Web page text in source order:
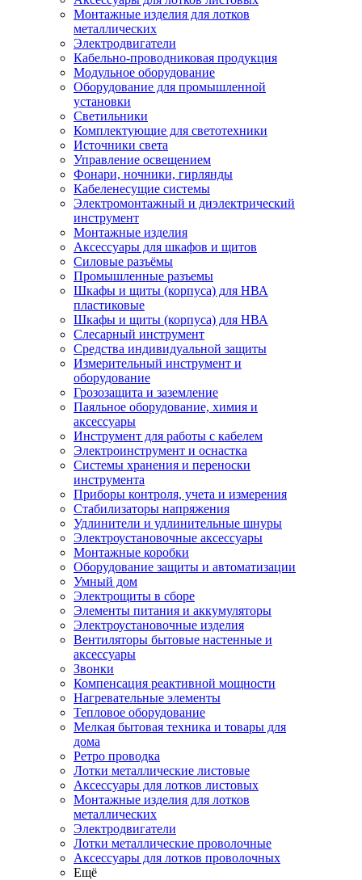
Монтажные изделия для лотков
металлических
Электродвигатели
Кабельно-проводниковая продукция
Модульное оборудование
Оборудование для промышленной
установки
Светильники
Комплектующие для светотехники
Источники света
Управление освещением
Фонари, ночники, гирлянды
Кабеленесущие системы
Электромонтажный и диэлектрический
инструмент
Монтажные изделия
Аксессуары для шкафов и щитов
Силовые разъёмы
Промышленные разъемы
Шкафы и щиты (корпуса) для НВА
пластиковые
Шкафы и щиты (корпуса) для НВА
Слесарный инструмент
Средства индивидуальной защиты
Измерительный инструмент и
оборудование
Грозозащита и заземление
Паяльное оборудование, химия и
аксессуары
Инструмент для работы с кабелем
Электроинструмент и оснастка
Системы хранения и переноски
инструмента
Приборы контроля, учета и измерения
Стабилизаторы напряжения
Удлинители и удлинительные шнуры
Электроустановочные аксессуары
Монтажные коробки
Оборудование защиты и автоматизации
Умный дом
Электрощиты в сборе
Элементы питания и аккумуляторы
Электроустановочные изделия
Вентиляторы бытовые настенные и
аксессуары
Звонки
Компенсация реактивной мощности
Нагревательные элементы
Тепловое оборудование
Мелкая бытовая техника и товары для
дома
Ретро проводка
Лотки металлические листовые
Аксессуары для лотков листовых
Монтажные изделия для лотков
металлических
Электродвигатели
Лотки металлические проволочные
Аксессуары для лотков проволочных
Ещё